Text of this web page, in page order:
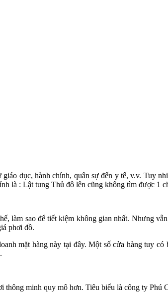
dục, hành chính, quân sự đến y tế, v.v. Tuy
là : Lật tung Thủ đô lên cũng không tìm được 1
làm sao để tiết kiệm không gian nhất. Nhưng
phơi đồ.
mặt hàng này tại đây. Một số cửa hàng tuy có
thông minh quy mô hơn. Tiêu biểu là công ty Phú